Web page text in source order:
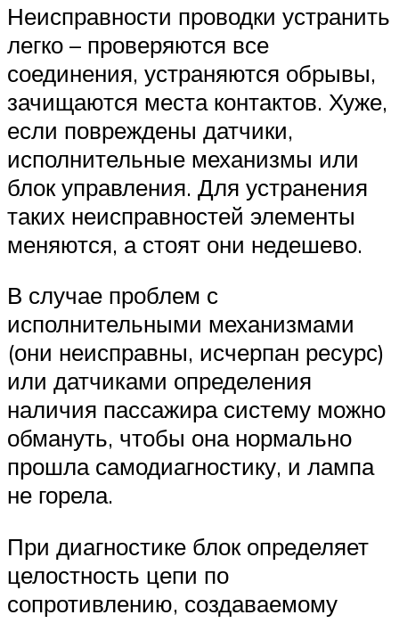
Неисправности проводки устранить
легко – проверяются все
соединения, устраняются обрывы,
зачищаются места контактов. Хуже,
если повреждены датчики,
исполнительные механизмы или
блок управления. Для устранения
таких неисправностей элементы
меняются, а стоят они недешево.
В случае проблем с
исполнительными механизмами
(они неисправны, исчерпан ресурс)
или датчиками определения
наличия пассажира систему можно
обмануть, чтобы она нормально
прошла самодиагностику, и лампа
не горела.
При диагностике блок определяет
целостность цепи по
сопротивлению, создаваемому